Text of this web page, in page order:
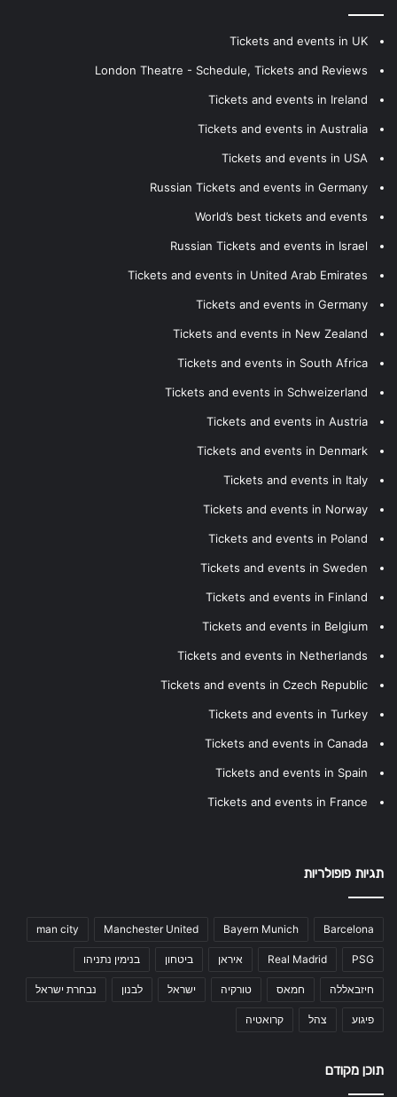
Tickets and events in UK
London Theatre - Schedule, Tickets and Reviews
Tickets and events in Ireland
Tickets and events in Australia
Tickets and events in USA
Russian Tickets and events in Germany
World’s best tickets and events
Russian Tickets and events in Israel
Tickets and events in United Arab Emirates
Tickets and events in Germany
Tickets and events in New Zealand
Tickets and events in South Africa
Tickets and events in Schweizerland
Tickets and events in Austria
Tickets and events in Denmark
Tickets and events in Italy
Tickets and events in Norway
Tickets and events in Poland
Tickets and events in Sweden
Tickets and events in Finland
Tickets and events in Belgium
Tickets and events in Netherlands
Tickets and events in Czech Republic
Tickets and events in Turkey
Tickets and events in Canada
Tickets and events in Spain
Tickets and events in France
תגיות פופולריות
Barcelona
Bayern Munich
Manchester United
man city
PSG
Real Madrid איראן ביטחון בנימין נתניהו
חיזבאללה חמאס טורקיה ישראל לבנון נבחרת ישראל
פיגוע צהל קרואטיה
תוכן מקודם